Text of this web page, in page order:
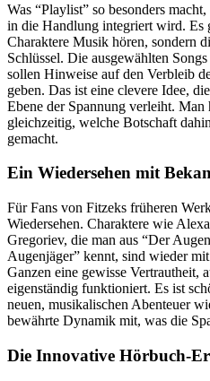
Was “Playlist” so besonders
in die Handlung integriert wird. Es
Charaktere Musik hören, sondern
Schlüssel. Die ausgewählten
sollen Hinweise auf den Verbleib
geben. Das ist eine clevere Idee,
Ebene der Spannung verleiht.
gleichzeitig, welche Botschaft
gemacht.
Ein Wiedersehen mit
Für Fans von Fitzeks früheren
Wiedersehen. Charaktere wie
Gregoriev, die man aus “Der
Augenjäger” kennt, sind wieder
Ganzen eine gewisse Vertrautheit,
eigenständig funktioniert. Es ist
neuen, musikalischen Abenteuer
bewährte Dynamik mit, was die
Die Innovative Hörbuch-